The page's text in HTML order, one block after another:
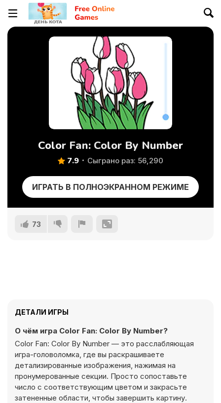
Color Fan: Color By Number
7.9 Сыграно раз: 56,290
ИГРАТЬ В ПОЛНОЭКРАННОМ РЕЖИМЕ
73
ДЕТАЛИ ИГРЫ
О чём игра Color Fan: Color By Number?
Color Fan: Color By Number — это расслабляющая
игра-головоломка, где вы раскрашиваете
детализированные изображения, нажимая на
пронумерованные секции. Просто сопоставьте
число с соответствующим цветом и закрасьте
затененные области, чтобы завершить картину.